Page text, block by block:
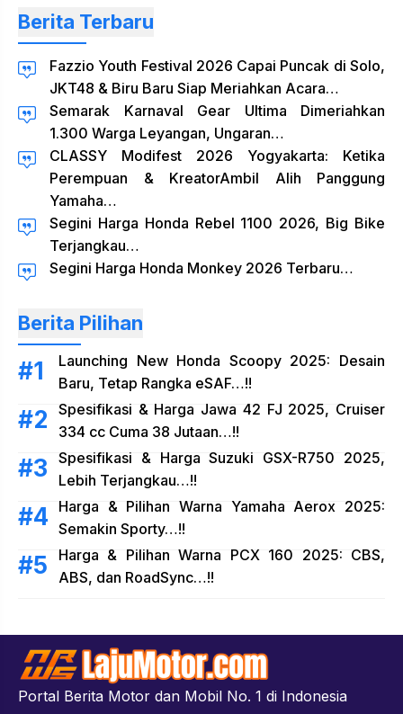
Berita Terbaru
Fazzio Youth Festival 2026 Capai Puncak di Solo,
JKT48 & Biru Baru Siap Meriahkan Acara…
Semarak Karnaval Gear Ultima Dimeriahkan
1.300 Warga Leyangan, Ungaran…
CLASSY Modifest 2026 Yogyakarta: Ketika
Perempuan & KreatorAmbil Alih Panggung
Yamaha…
Segini Harga Honda Rebel 1100 2026, Big Bike
Terjangkau…
Segini Harga Honda Monkey 2026 Terbaru…
Berita Pilihan
Launching New Honda Scoopy 2025: Desain
Baru, Tetap Rangka eSAF…!!
Spesifikasi & Harga Jawa 42 FJ 2025, Cruiser
334 cc Cuma 38 Jutaan…!!
Spesifikasi & Harga Suzuki GSX-R750 2025,
Lebih Terjangkau…!!
Harga & Pilihan Warna Yamaha Aerox 2025:
Semakin Sporty…!!
Harga & Pilihan Warna PCX 160 2025: CBS,
ABS, dan RoadSync…!!
Portal Berita Motor dan Mobil No. 1 di Indonesia